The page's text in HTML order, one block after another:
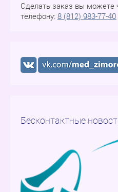
Сделать заказ вы можете
телефону: 8 (812) 983-77-40
Бесконтактные